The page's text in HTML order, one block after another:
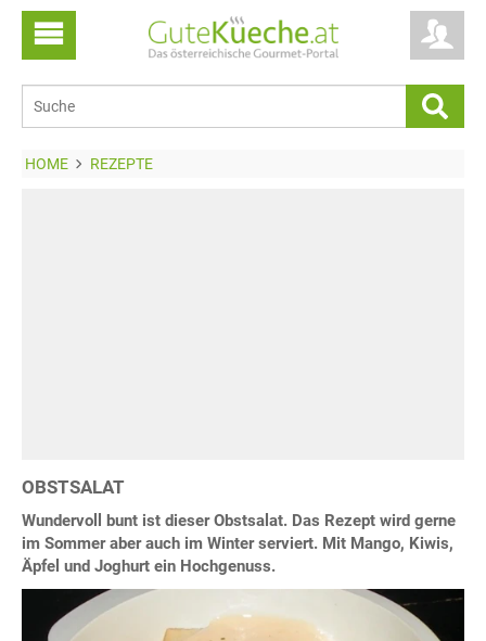
HOME REZEPTE
OBSTSALAT
Wundervoll bunt ist dieser Obstsalat. Das Rezept wird gerne
im Sommer aber auch im Winter serviert. Mit Mango, Kiwis,
Äpfel und Joghurt ein Hochgenuss.